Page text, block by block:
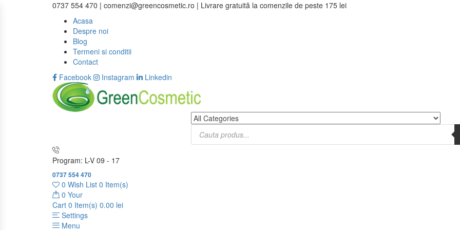
0737 554 470 | comenzi@greencosmetic.ro | Livrare gratuită la comenzile de peste 175 lei
Acasa
Despre noi
Blog
Termeni si conditii
Contact
Facebook
Instagram Linkedin
Program: L-V 09 - 17
0737 554 470
0 Wish List 0 Item(s)
0 Your
Cart 0 Item(s) 0.00 lei
Settings
Menu